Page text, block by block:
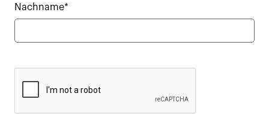
Nachname*